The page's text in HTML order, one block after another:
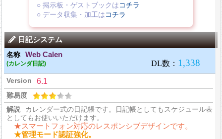
○ 掲示板・ゲストブックはコチラ
○ データ収集・加工はコチラ
日記システム
Web Calen
(カレンダ日記)
6.1
カレンダー式の日記帳です。日記帳としてもスケジュール表
としてもお使いいただけます。
★スマートフォン対応のレスポンシブデザインです。
★管理モード認証強化。